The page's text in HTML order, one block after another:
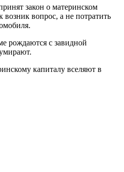
закон о материнском
возник вопрос, а не потратить
рождаются с завидной
капиталу вселяют в